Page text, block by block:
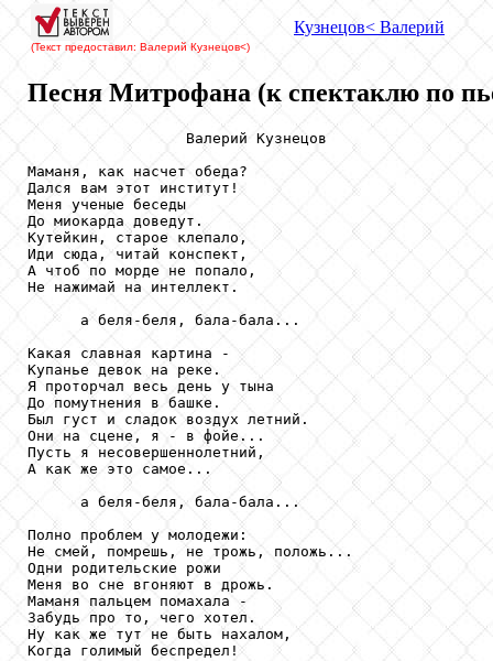
(Текст предоставил: Валерий Кузнецов<)
Кузнецов< Валерий
Песня Митрофана (к спектаклю по
                  Валерий Кузнецов
Маманя, как насчет обеда?
Дался вам этот институт!
Меня ученые беседы
До миокарда доведут.
Кутейкин, старое клепало,
Иди сюда, читай конспект,
А чтоб по морде не попало,
Не нажимай на интеллект.
      а беля-беля, бала-бала...
Какая славная картина -
Купанье девок на реке.
Я проторчал весь день у тына
До помутнения в башке.
Был густ и сладок воздух летний.
Они на сцене, я - в фойе...
Пусть я несовершеннолетний,
А как же это самое...
      а беля-беля, бала-бала...
Полно проблем у молодежи:
Не смей, помрешь, не трожь, положь...
Одни родительские рожи
Меня во сне вгоняют в дрожь.
Маманя пальцем помахала -
Забудь про то, чего хотел.
Ну как же тут не быть нахалом,
Когда голимый беспредел!